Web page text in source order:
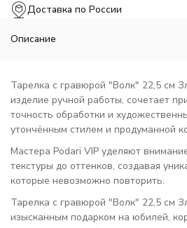
Доставка по России
Описание
Тарелка с гравюрой "Волк" 22,5 см
изделие ручной работы, сочетает
точность обработки и
утончённым стилем и продуманной
Мастера Podari VIP уделяют
текстуры до оттенков, создавая
которые невозможно повторить.
Тарелка с гравюрой "Волк" 22,5 см
изысканным подарком на юбилей,